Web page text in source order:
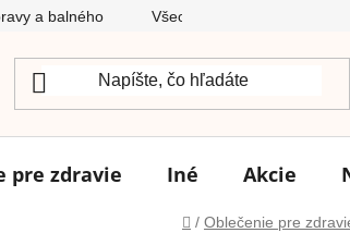
a balného Všeobecné obchodné
pre zdravie Iné Akcie
Domov
/ Oblečenie pre